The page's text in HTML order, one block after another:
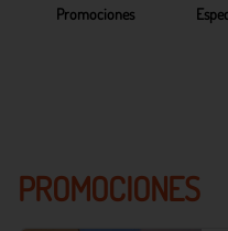
Promociones
PROMOCIONES